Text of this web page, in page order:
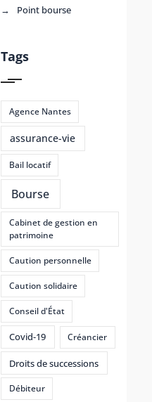
Point bourse
Tags
Agence Nantes
assurance-vie
Bail locatif
Bourse
Cabinet de gestion en
patrimoine
Caution personnelle
Caution solidaire
Conseil d'État
Covid-19 Créancier
Droits de successions
Débiteur